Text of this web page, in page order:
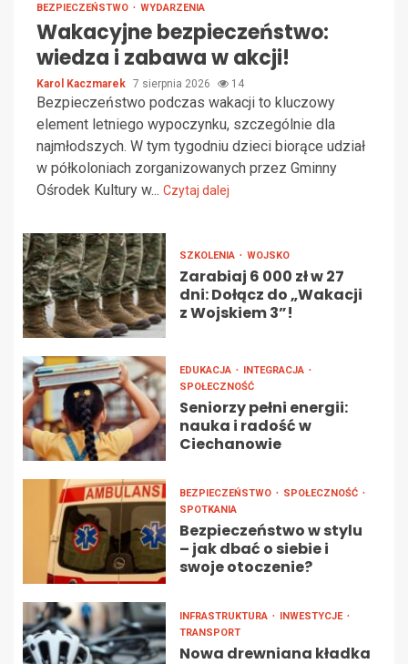
BEZPIECZEŃSTWO WYDARZENIA
Wakacyjne bezpieczeństwo:
wiedza i zabawa w akcji!
Karol Kaczmarek 7 sierpnia 2026 14
Bezpieczeństwo podczas wakacji to kluczowy
element letniego wypoczynku, szczególnie dla
najmłodszych. W tym tygodniu dzieci biorące udział
w półkoloniach zorganizowanych przez Gminny
Ośrodek Kultury w... Czytaj dalej
SZKOLENIA WOJSKO
Zarabiaj 6 000 zł w 27
dni: Dołącz do „Wakacji
z Wojskiem 3”!
EDUKACJA
INTEGRACJA
SPOŁECZNOŚĆ
Seniorzy pełni energii:
nauka i radość w
Ciechanowie
BEZPIECZEŃSTWO
SPOŁECZNOŚĆ
SPOTKANIA
Bezpieczeństwo w stylu
– jak dbać o siebie i
swoje otoczenie?
INFRASTRUKTURA
INWESTYCJE
TRANSPORT
Nowa drewniana kładka